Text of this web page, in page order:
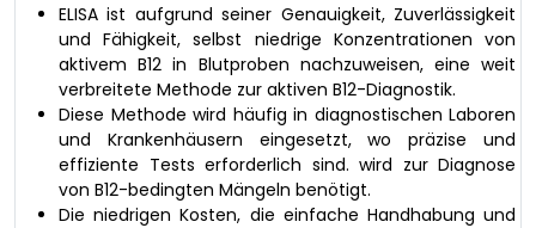
ELISA ist aufgrund seiner Genauigkeit, Zuverlässigkeit
und Fähigkeit, selbst niedrige Konzentrationen von
aktivem B12 in Blutproben nachzuweisen, eine weit
verbreitete Methode zur aktiven B12-Diagnostik.
Diese Methode wird häufig in diagnostischen Laboren
und Krankenhäusern eingesetzt, wo präzise und
effiziente Tests erforderlich sind. wird zur Diagnose
von B12-bedingten Mängeln benötigt.
Die niedrigen Kosten, die einfache Handhabung und